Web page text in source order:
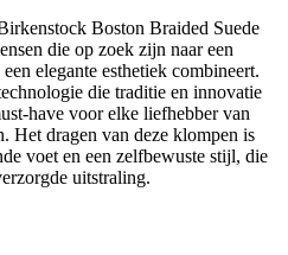
Boston Braided Suede
die op zoek zijn naar een
elegante esthetiek combineert.
die traditie en innovatie
have voor elke liefhebber van
Het dragen van deze klompen is
voet en een zelfbewuste stijl, die
uitstraling.